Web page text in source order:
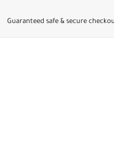
Guaranteed safe & secure